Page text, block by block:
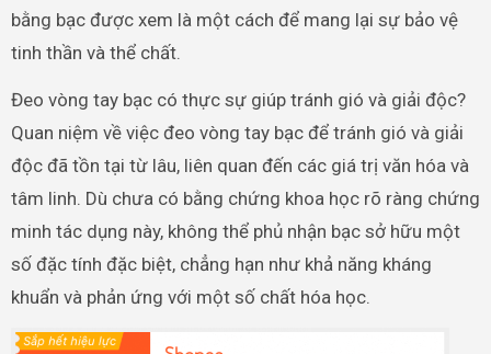
bằng bạc được xem là một cách để mang lại sự bảo vệ
tinh thần và thể chất.
Đeo vòng tay bạc có thực sự giúp tránh gió và giải độc?
Quan niệm về việc đeo vòng tay bạc để tránh gió và giải
độc đã tồn tại từ lâu, liên quan đến các giá trị văn hóa và
tâm linh. Dù chưa có bằng chứng khoa học rõ ràng chứng
minh tác dụng này, không thể phủ nhận bạc sở hữu một
số đặc tính đặc biệt, chẳng hạn như khả năng kháng
khuẩn và phản ứng với một số chất hóa học.